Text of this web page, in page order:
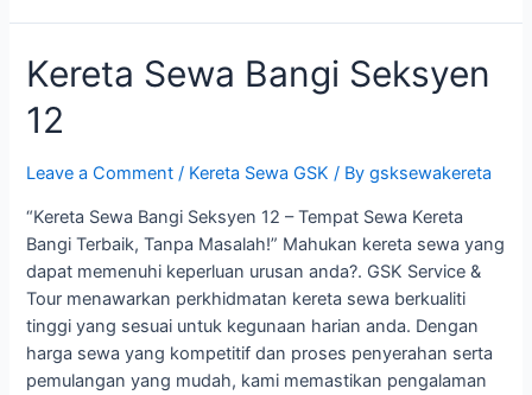
Seksyen
15
Kereta Sewa Bangi Seksyen
12
Leave a Comment / Kereta Sewa GSK / Bygsksewakereta
“Kereta Sewa Bangi Seksyen 12 – Tempat Sewa Kereta
Bangi Terbaik, Tanpa Masalah!” Mahukan kereta sewa yang
dapat memenuhi keperluan urusan anda?. GSK Service &
Tour menawarkan perkhidmatan kereta sewa berkualiti
tinggi yang sesuai untuk kegunaan harian anda. Dengan
harga sewa yang kompetitif dan proses penyerahan serta
pemulangan yang mudah, kami memastikan pengalaman